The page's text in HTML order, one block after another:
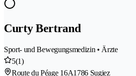
Curty Bertrand
Sport- und Bewegungsmedizin • Ärzte
5(1)
Route du Péage 16A1786 Sugiez